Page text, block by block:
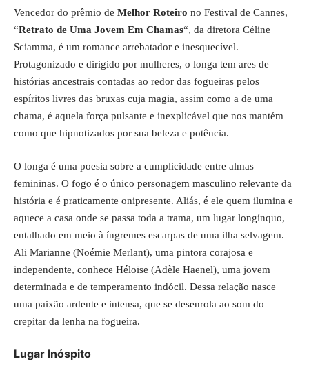
Vencedor do prêmio de Melhor Roteiro no Festival de Cannes,
“Retrato de Uma Jovem Em Chamas“, da diretora Céline
Sciamma, é um romance arrebatador e inesquecível.
Protagonizado e dirigido por mulheres, o longa tem ares de
histórias ancestrais contadas ao redor das fogueiras pelos
espíritos livres das bruxas cuja magia, assim como a de uma
chama, é aquela força pulsante e inexplicável que nos mantém
como que hipnotizados por sua beleza e potência.
O longa é uma poesia sobre a cumplicidade entre almas
femininas. O fogo é o único personagem masculino relevante da
história e é praticamente onipresente. Aliás, é ele quem ilumina e
aquece a casa onde se passa toda a trama, um lugar longínquo,
entalhado em meio à íngremes escarpas de uma ilha selvagem.
Ali Marianne (Noémie Merlant), uma pintora corajosa e
independente, conhece Héloïse (Adèle Haenel), uma jovem
determinada e de temperamento indócil. Dessa relação nasce
uma paixão ardente e intensa, que se desenrola ao som do
crepitar da lenha na fogueira.
Lugar Inóspito